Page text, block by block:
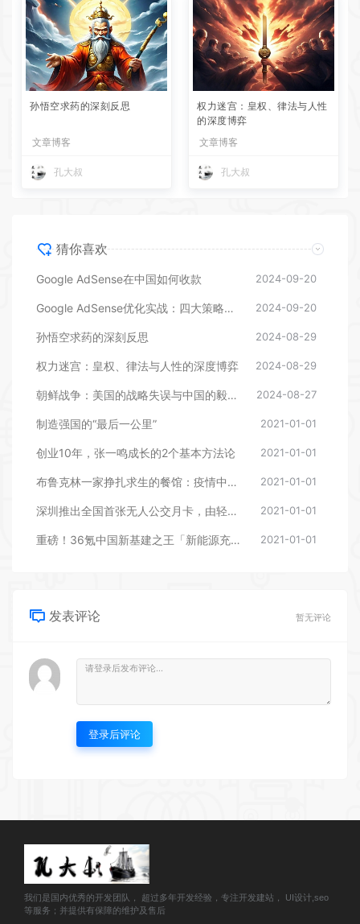
孙悟空求药的深刻反思
文章博客
孔大叔
权力迷宫：皇权、律法与人性
的深度博弈
文章博客
孔大叔
猜你喜欢
Google AdSense在中国如何收款 2024-09-20
Google AdSense优化实战：四大策略助力提升广告收益 2024-09-20
孙悟空求药的深刻反思 2024-08-29
权力迷宫：皇权、律法与人性的深度博弈 2024-08-29
朝鲜战争：美国的战略失误与中国的毅然反击 2024-08-27
制造强国的“最后一公里” 2021-01-01
创业10年，张一鸣成长的2个基本方法论 2021-01-01
布鲁克林一家挣扎求生的餐馆：疫情中美国餐饮业的缩影 2021-01-01
深圳推出全国首张无人公交月卡，由轻舟智航提供自动驾驶服务 2021-01-01
重磅！36氪中国新基建之王「新能源充电桩领域」TOP50企业揭晓 2021-01-01
发表评论 暂无评论
登录后评论
我们是国内优秀的开发团队， 超过多年开发经验，专注开发建站， UI设计,seo
等服务；并提供有保障的维护及售后